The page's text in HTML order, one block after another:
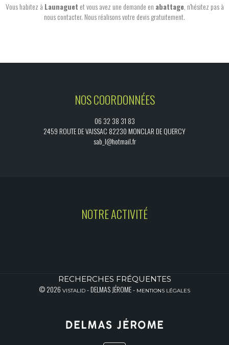
Vous habitez à Launaguet et vous avez une demande en abattage, n'hésitez pas à
nous contacter. Nous réalisons votre devis gratuitement.
NOS COORDONNÉES
06 32 38 31 83
2459 ROUTE DE VAISSAC 82230 MONCLAR DE QUERCY
sab_l@hotmail.fr
NOTRE ACTIVITÉ
RECHERCHES FRÉQUENTES
© 2026 VISTALID - DELMAS JÉROME - MENTIONS LÉGALES